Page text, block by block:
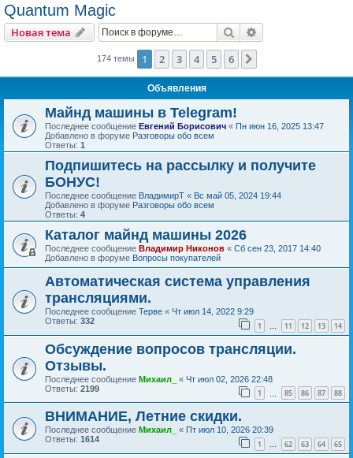
Quantum Magic
Новая тема Поиск
174 темы 1 2 3 4 5 6
Объявления
Майнд машины в Telegram!
Последнее сообщение Евгений Борисович « Пн июн 16, 2025 13:47
Добавлено в форуме Разговоры обо всем
Ответы: 1
Подпишитесь на рассылку и получите
БОНУС!
Последнее сообщение ВладимирТ « Вс май 05, 2024 19:44
Добавлено в форуме Разговоры обо всем
Ответы: 4
Каталог майнд машины 2026
Последнее сообщение Владимир Никонов « Сб сен 23, 2017 14:40
Добавлено в форуме Вопросы покупателей
Автоматическая система управления
трансляциями.
Последнее сообщение Терве « Чт июл 14, 2022 9:29
Ответы: 332 1 … 11 12 13 14
Обсуждение вопросов трансляции.
Отзывы.
Последнее сообщение Михаил_ « Чт июл 02, 2026 22:48
Ответы: 2199 1 85 86 87 88
ВНИМАНИЕ, Летние скидки.
Последнее сообщение Михаил_ « Пт июл 10, 2026 20:39
Ответы: 1614 1 … 62 63 64 65